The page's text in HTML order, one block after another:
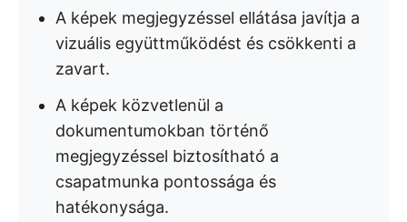
A képek megjegyzéssel ellátása javítja a
vizuális együttműködést és csökkenti a
zavart.
A képek közvetlenül a
dokumentumokban történő
megjegyzéssel biztosítható a
csapatmunka pontossága és
hatékonysága.